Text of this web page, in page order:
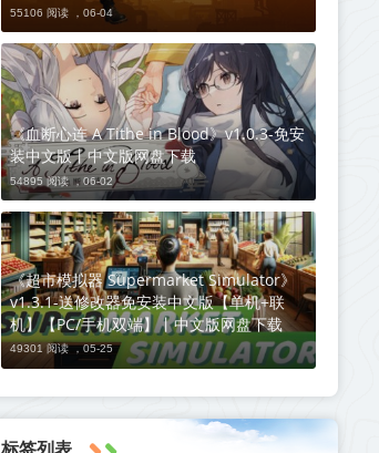
55106 阅读 ， 06-04
《血断心连 A Tithe in Blood》v1.0.3-免安
装中文版丨中文版网盘下载
54895 阅读 ，06-02
《超市模拟器 Supermarket Simulator》
v1.3.1-送修改器免安装中文版【单机+联
机】【PC/手机双端】丨中文版网盘下载
49301 阅读 ，05-25
标签列表